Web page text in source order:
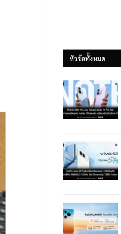
หัวข้อทั้งหมด